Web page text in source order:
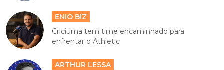
ENIO BIZ
Criciúma tem time encaminhado para
enfrentar o Athletic
ARTHUR LESSA